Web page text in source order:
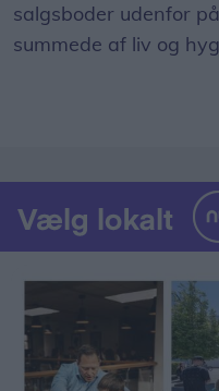
salgsboder udenfor
summede af liv og